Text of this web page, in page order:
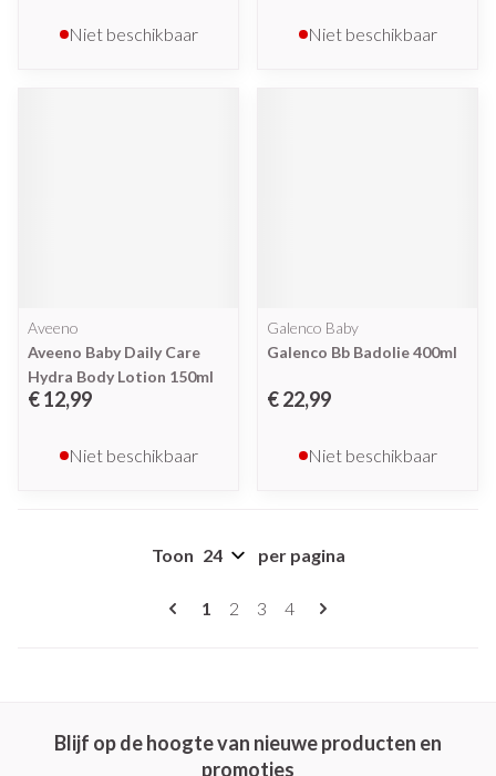
Niet beschikbaar Niet beschikbaar
Aveeno
Aveeno Baby Daily Care
Hydra Body Lotion 150ml
€ 12,99
Niet beschikbaar
Galenco Baby
Galenco Bb Badolie 400ml
€ 22,99
Niet beschikbaar
Pagina's
U lees momenteel pagina
1 Pagina
2 Pagina
3 Pagina
4
Toon per pagina
Blijf op de hoogte van nieuwe producten en
promoties